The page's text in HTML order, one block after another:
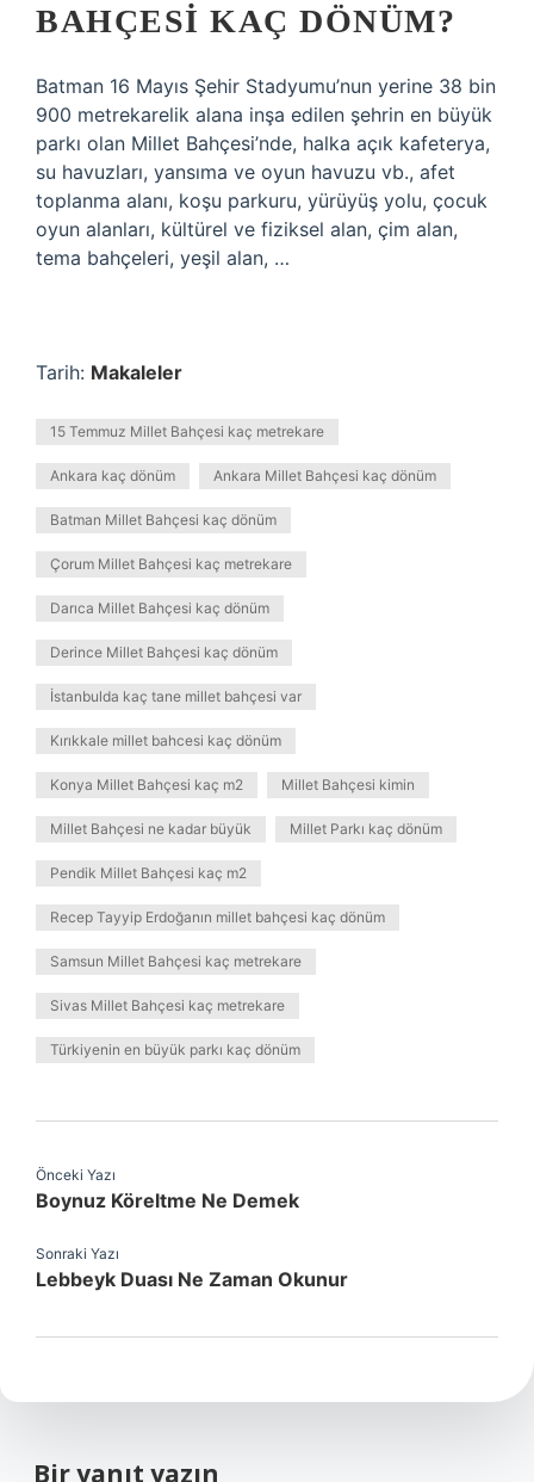
BAHÇESI KAÇ DÖNÜM?
Batman 16 Mayıs Şehir Stadyumu’nun yerine 38 bin
900 metrekarelik alana inşa edilen şehrin en büyük
parkı olan Millet Bahçesi’nde, halka açık kafeterya,
su havuzları, yansıma ve oyun havuzu vb., afet
toplanma alanı, koşu parkuru, yürüyüş yolu, çocuk
oyun alanları, kültürel ve fiziksel alan, çim alan,
tema bahçeleri, yeşil alan, …
Tarih: Makaleler
15 Temmuz Millet Bahçesi kaç metrekare
Ankara kaç dönüm Ankara Millet Bahçesi kaç dönüm
Batman Millet Bahçesi kaç dönüm
Çorum Millet Bahçesi kaç metrekare
Darıca Millet Bahçesi kaç dönüm
Derince Millet Bahçesi kaç dönüm
İstanbulda kaç tane millet bahçesi var
Kırıkkale millet bahcesi kaç dönüm
Konya Millet Bahçesi kaç m2 Millet Bahçesi kimin
Millet Bahçesi ne kadar büyük Millet Parkı kaç dönüm
Pendik Millet Bahçesi kaç m2
Recep Tayyip Erdoğanın millet bahçesi kaç dönüm
Samsun Millet Bahçesi kaç metrekare
Sivas Millet Bahçesi kaç metrekare
Türkiyenin en büyük parkı kaç dönüm
Önceki Yazı
Boynuz Köreltme Ne Demek
Sonraki Yazı
Lebbeyk Duası Ne Zaman Okunur
Bir yanıt yazın